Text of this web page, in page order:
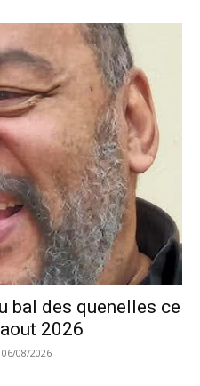
bal des quenelles ce
2026
06/08/2026